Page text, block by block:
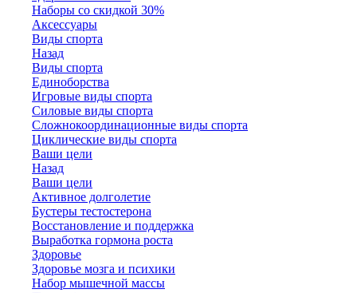
Наборы со скидкой 30%
Аксессуары
Виды спорта
Назад
Виды спорта
Единоборства
Игровые виды спорта
Силовые виды спорта
Сложнокоординационные виды спорта
Циклические виды спорта
Ваши цели
Назад
Ваши цели
Активное долголетие
Бустеры тестостерона
Восстановление и поддержка
Выработка гормона роста
Здоровье
Здоровье мозга и психики
Набор мышечной массы